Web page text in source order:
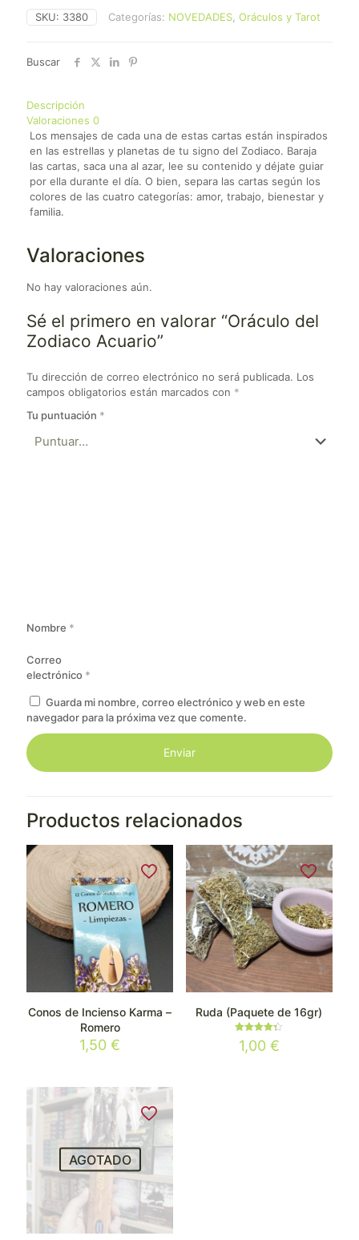
Acuario
cantidad
SKU: 3380 Categorías: NOVEDADES, Oráculos y Tarot
Buscar
Descripción
Valoraciones 0
Los mensajes de cada una de estas cartas están inspirados
en las estrellas y planetas de tu signo del Zodiaco. Baraja
las cartas, saca una al azar, lee su contenido y déjate guiar
por ella durante el día. O bien, separa las cartas según los
colores de las cuatro categorías: amor, trabajo, bienestar y
familia.
Valoraciones
No hay valoraciones aún.
Sé el primero en valorar “Oráculo del
Zodiaco Acuario”
Tu dirección de correo electrónico no será publicada. Los
campos obligatorios están marcados con *
Tu puntuación *
Nombre *
Correo
electrónico *
Guarda mi nombre, correo electrónico y web en este
navegador para la próxima vez que comente.
Productos relacionados
Conos de Incienso Karma –
Romero
1,50€
Ruda (Paquete de 16gr)
Valorado
con
1,00 €
AGOTADO